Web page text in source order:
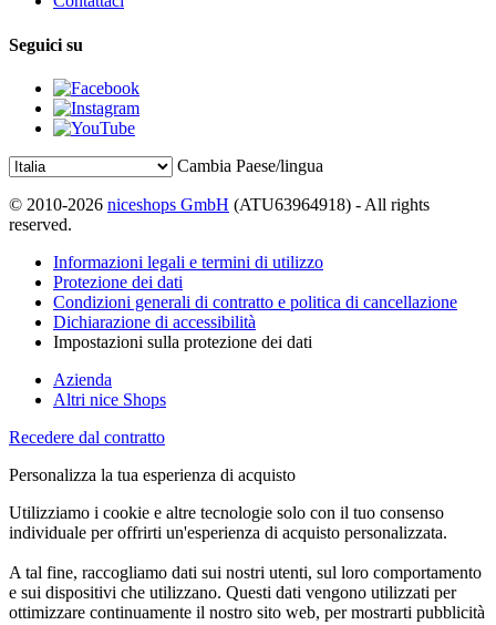
Seguici su
Cambia Paese/lingua
© 2010-2026 niceshops GmbH (ATU63964918) - All rights
reserved.
Informazioni legali e termini di utilizzo
Protezione dei dati
Condizioni generali di contratto e politica di cancellazione
Dichiarazione di accessibilità
Impostazioni sulla protezione dei dati
Azienda
Altri nice Shops
Recedere dal contratto
Personalizza la tua esperienza di acquisto
Utilizziamo i cookie e altre tecnologie solo con il tuo consenso
individuale per offrirti un'esperienza di acquisto personalizzata.
A tal fine, raccogliamo dati sui nostri utenti, sul loro comportamento
e sui dispositivi che utilizzano. Questi dati vengono utilizzati per
ottimizzare continuamente il nostro sito web, per mostrarti pubblicità